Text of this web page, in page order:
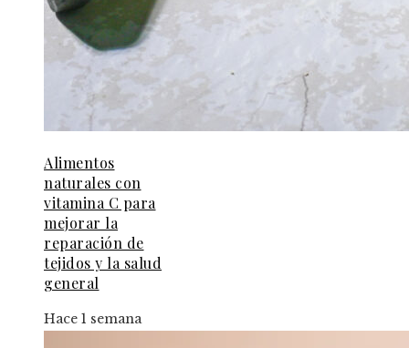
Alimentos
naturales con
vitamina C para
mejorar la
reparación de
tejidos y la salud
general
Hace 1 semana